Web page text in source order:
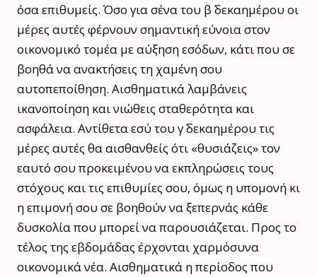
όσα επιθυμείς. Όσο για σένα του β΄ δεκαημέρου οι
μέρες αυτές φέρνουν σημαντική εύνοια στον
οικονομικό τομέα με αύξηση εσόδων, κάτι που σε
βοηθά να ανακτήσεις τη χαμένη σου
αυτοπεποίθηση. Αισθηματικά λαμβάνεις
ικανοποίηση και νιώθεις σταθερότητα και
ασφάλεια. Αντίθετα εσύ του γ΄ δεκαημέρου τις
μέρες αυτές θα αισθανθείς ότι «θυσιάζεις» τον
εαυτό σου προκειμένου να εκπληρώσεις τους
στόχους και τις επιθυμίες σου, όμως η υπομονή κι
η επιμονή σου σε βοηθούν να ξεπερνάς κάθε
δυσκολία που μπορεί να παρουσιάζεται. Προς το
τέλος της εβδομάδας έρχονται χαρμόσυνα
οικονομικά νέα. Αισθηματικά η περίοδος που